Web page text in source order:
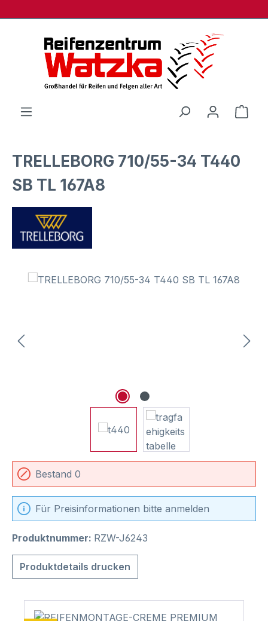
TRELLEBORG 710/55-34 T440
SB TL 167A8
Bildergalerie überspringen
Bestand 0
Für Preisinformationen bitte anmelden
Produktnummer: RZW-J6243
Produktdetails drucken